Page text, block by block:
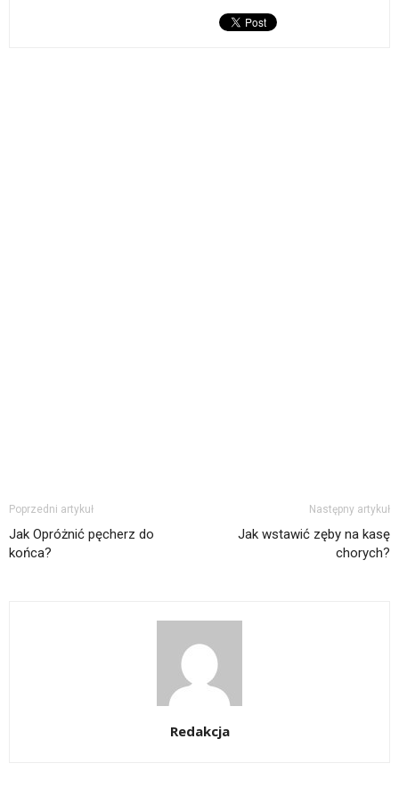
Poprzedni artykuł
Jak Opróżnić pęcherz do
końca?
Następny artykuł
Jak wstawić zęby na kasę
chorych?
Redakcja